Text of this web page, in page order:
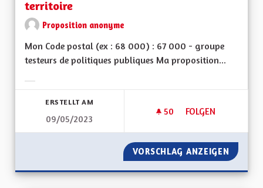
territoire
Proposition anonyme
Mon Code postal (ex : 68 000) : 67 000 - groupe
testeurs de politiques publiques Ma proposition...
ERSTELLT AM
09/05/2023
50 50 FOLLOWER
FOLGEN
FORMATION/
VORSCHLAG ANZEIGEN